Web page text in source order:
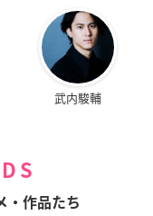
武内駿輔
・作品たち